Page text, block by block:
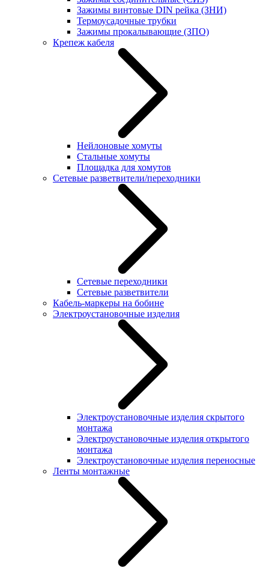
Зажимы винтовые DIN рейка (ЗНИ)
Термоусадочные трубки
Зажимы прокалывающие (ЗПО)
Крепеж кабеля
Нейлоновые хомуты
Стальные хомуты
Площадка для хомутов
Сетевые разветвители/переходники
Сетевые переходники
Сетевые разветвители
Кабель-маркеры на бобине
Электроустановочные изделия
Электроустановочные изделия скрытого
монтажа
Электроустановочные изделия открытого
монтажа
Электроустановочные изделия переносные
Ленты монтажные